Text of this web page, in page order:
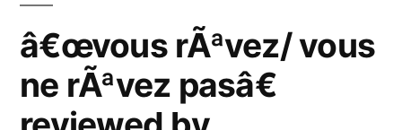
â€œvous rÃªvez/ vous
ne rÃªvez pasâ€